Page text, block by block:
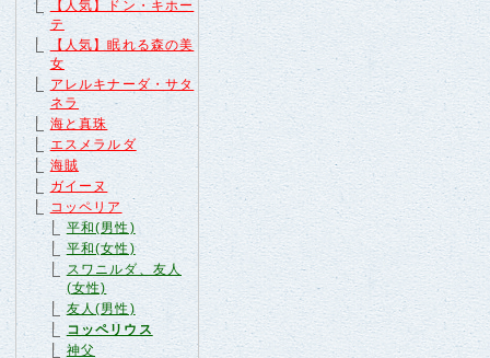
【人気】ドン・キホー
テ
【人気】眠れる森の美
女
アレルキナーダ・サタ
ネラ
海と真珠
エスメラルダ
海賊
ガイーヌ
コッペリア
平和(男性)
平和(女性)
スワニルダ、友人
(女性)
友人(男性)
コッペリウス
神父